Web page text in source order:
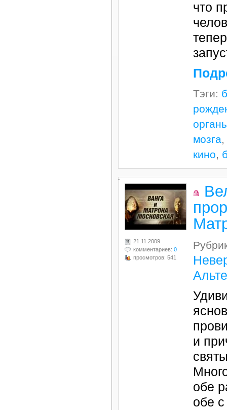
что
Тэги:
мозга,
кино,
.
21.11.2009
комментариев: 0
просмотров: 541
и
обе
обе с